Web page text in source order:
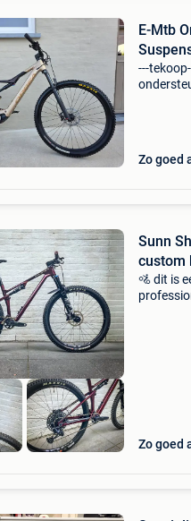
E-Mtb
---
Zo goed
Sunn
custom
🚵 dit is
Zo goed